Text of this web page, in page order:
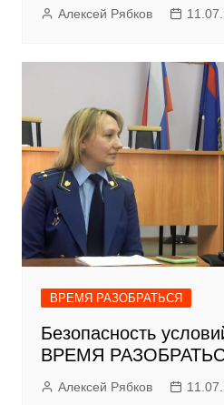
Алексей Рябков
ВРЕМЯ РАЗОБРАТЬСЯ
Безопасность
ВРЕМЯ
Алексей Рябков